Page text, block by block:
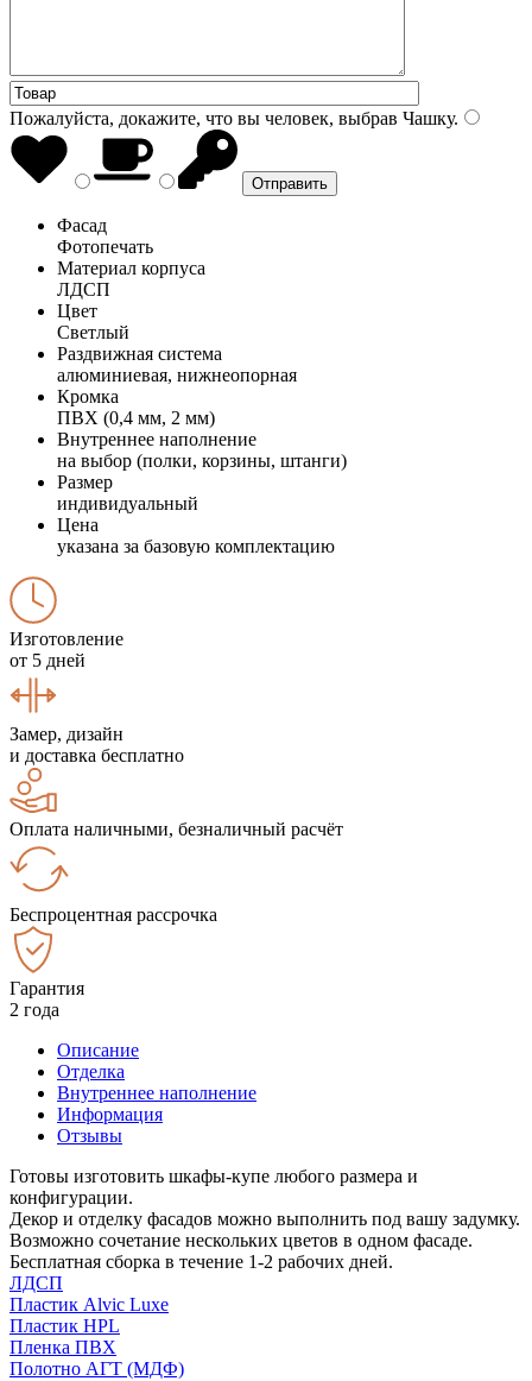
Пожалуйста, докажите, что вы человек, выбрав Чашку.
Фасад
Фотопечать
Материал корпуса
ЛДСП
Цвет
Светлый
Раздвижная система
алюминиевая, нижнеопорная
Кромка
ПВХ (0,4 мм, 2 мм)
Внутреннее наполнение
на выбор (полки, корзины, штанги)
Размер
индивидуальный
Цена
указана за базовую комплектацию
Изготовление
от 5 дней
Замер, дизайн
и доставка бесплатно
Оплата наличными, безналичный расчёт
Беспроцентная рассрочка
Гарантия
2 года
Описание
Отделка
Внутреннее наполнение
Информация
Отзывы
Готовы изготовить шкафы-купе любого размера и
конфигурации.
Декор и отделку фасадов можно выполнить под вашу задумку.
Возможно сочетание нескольких цветов в одном фасаде.
Бесплатная сборка в течение 1-2 рабочих дней.
ЛДСП
Пластик Alvic Luxe
Пластик HPL
Пленка ПВХ
Полотно АГТ (МДФ)